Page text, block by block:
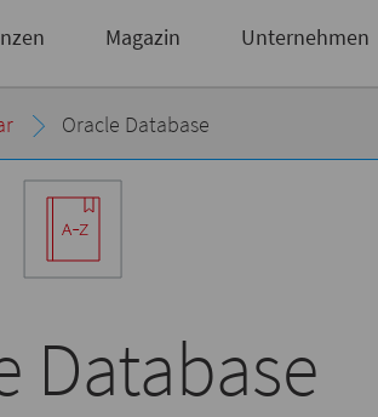
Magazin Unternehmen
Oracle Database
Database